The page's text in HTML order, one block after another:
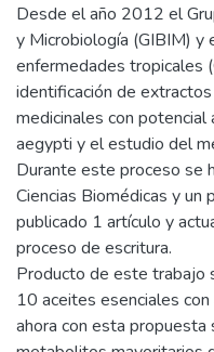
Desde el año 2012 el
y Microbiología (GIBIM) y
enfermedades tropicales
identificación de
medicinales con
aegypti y el estudio del
Durante este proceso se
Ciencias Biomédicas y un
publicado 1 artículo y
proceso de escritura.
Producto de este trabajo
10 aceites esenciales
ahora con esta propuesta